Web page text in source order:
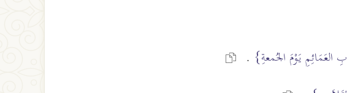
العَمَائِمِ يَوْمَ الجُمعةِ} .